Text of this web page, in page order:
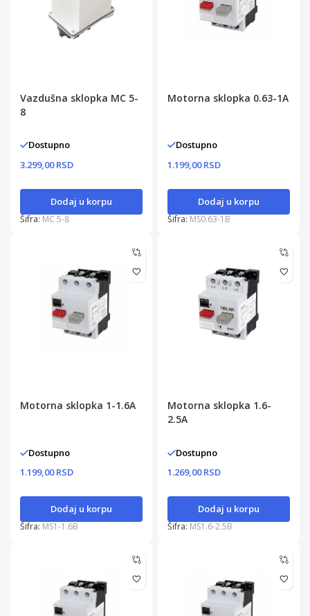
Vazdušna sklopka MC 5-
8
Dostupno
3.299,00 RSD
Dodaj u korpu
Šifra: MC 5-8
Motorna sklopka 0.63-1A
Dostupno
1.199,00 RSD
Dodaj u korpu
Šifra: MS0.63-1B
Motorna sklopka 1-1.6A
Dostupno
1.199,00 RSD
Dodaj u korpu
Šifra: MS1-1.6B
Motorna sklopka 1.6-
2.5A
Dostupno
1.269,00 RSD
Dodaj u korpu
Šifra: MS1.6-2.5B